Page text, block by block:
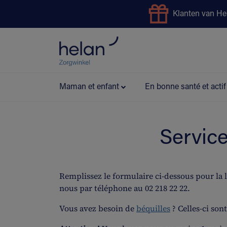
Klanten van
Maman et enfant En bonne santé et actif
Remplissez le formulaire ci-dessous pour la
nous par téléphone au 02 218 22 22.
Vous avez besoin debéquilles ? Celles-ci